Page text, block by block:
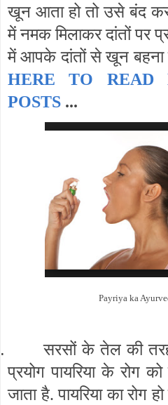
खून आता हो तो उसे बंद
में नमक मिलाकर दांतों पर
में आपके दांतों से खून बहना
HERE TO READ
POSTS ...
Payriya ka
सरसों के तेल की
प्रयोग पायरिया के रोग
जाता है. पायरिया का रोग